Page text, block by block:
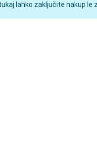
lahko zaključite nakup le